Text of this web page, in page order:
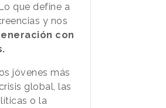
que define a
y nos
con
jóvenes más
global, las
o la